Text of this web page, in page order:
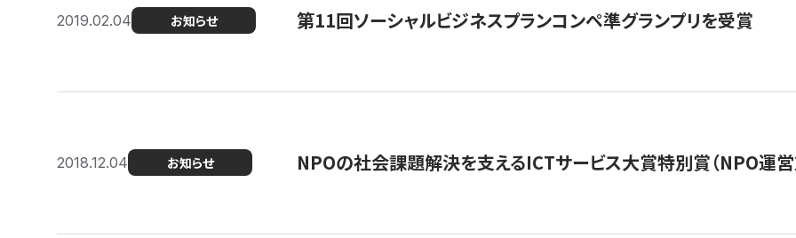
2019.02.04 お知らせ 第11回ソーシャルビジネスプランコンペ準グランプリを受賞
2018.12.04 お知らせ NPOの社会課題解決を支えるICTサービス大賞特別賞（NPO運